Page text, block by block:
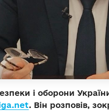
і оборони
. Він розповів,